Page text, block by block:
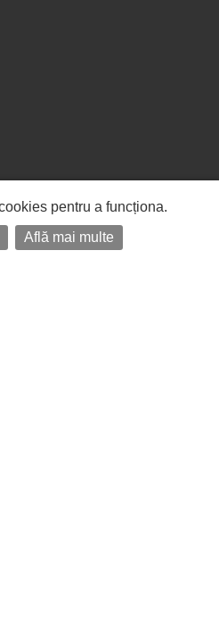
pentru a funcționa.
Află mai multe